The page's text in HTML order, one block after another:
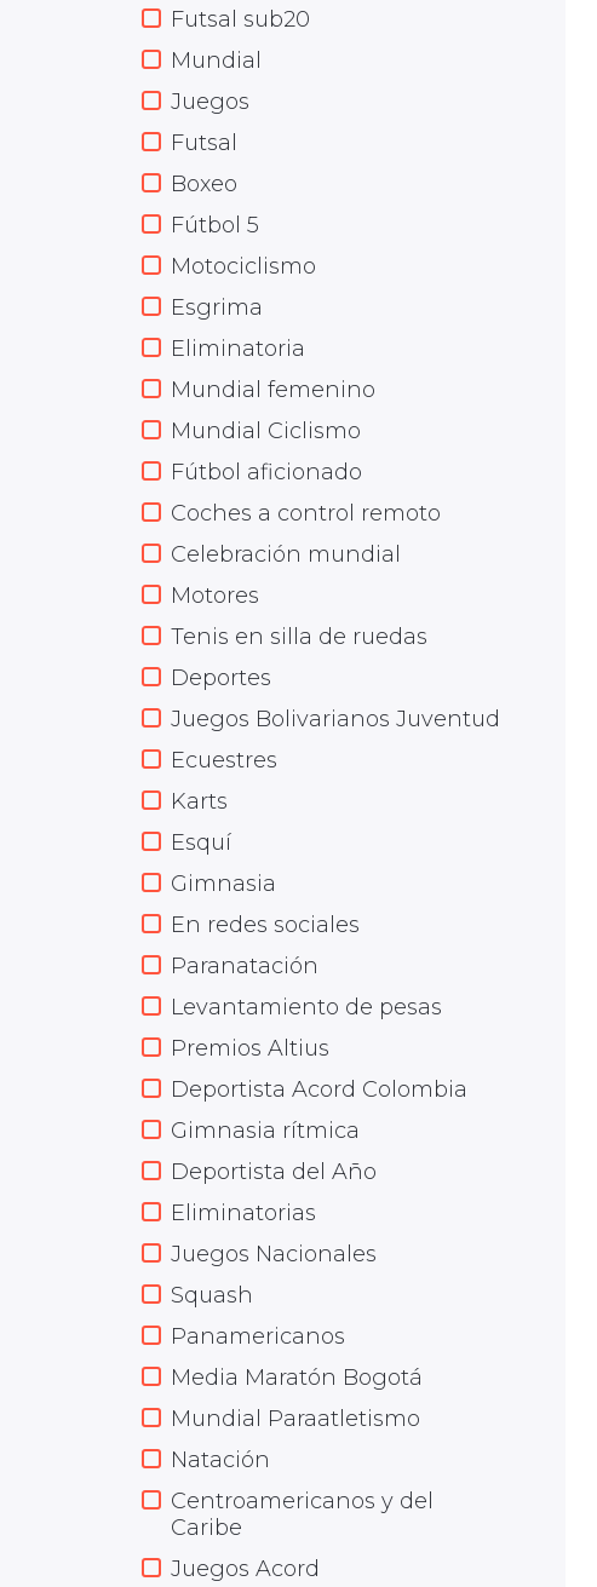
Futsal sub20
Mundial
Juegos
Futsal
Boxeo
Fútbol 5
Motociclismo
Esgrima
Eliminatoria
Mundial femenino
Mundial Ciclismo
Fútbol aficionado
Coches a control remoto
Celebración mundial
Motores
Tenis en silla de ruedas
Deportes
Juegos Bolivarianos Juventud
Ecuestres
Karts
Esquí
Gimnasia
En redes sociales
Paranatación
Levantamiento de pesas
Premios Altius
Deportista Acord Colombia
Gimnasia rítmica
Deportista del Año
Eliminatorias
Juegos Nacionales
Squash
Panamericanos
Media Maratón Bogotá
Mundial Paraatletismo
Natación
Centroamericanos y del
Caribe
Juegos Acord